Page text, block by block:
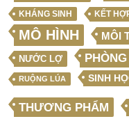
KHÁNG SINH KẾT
MÔ HÌNH MÔI
NƯỚC LỢ
RUỘNG LÚA SINH
THƯƠNG PHẨM